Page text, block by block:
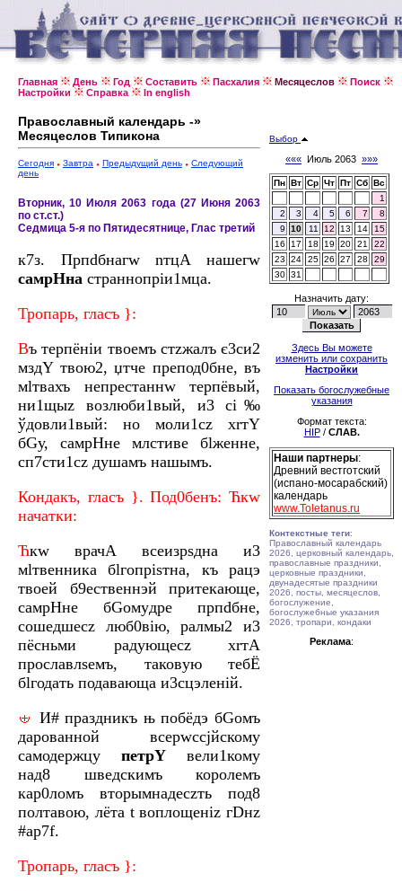
Главная День Год Составить Пасхалия Месяцеслов
Поиск
Настройки
Справка In english
Православный календарь -»
Месяцеслов Типикона
Сегодня Завтра Предыдущий день
Следующий
день
Вторник, 10 Июля 2063 года (27 Июня 2063
по ст.ст.)
Седмица 5-я по Пятидесятнице, Глас третий
к7з. Прпdбнагw nтцA нaшегw
самpHна страннопріи1мца.
Тропaрь, глaсъ }:
Въ терпёніи твоeмъ стzжaлъ є3си2
мздY твою2, џтче препод0бне, въ
мlтвахъ непрестaннw терпёвый,
ни1щыz возлюби1вый, и3 сі‰
ўдовли1вый: но моли1сz хrтY
бGу, самpHне млcтиве бlжeнне,
сп7сти1сz душaмъ нaшымъ.
Кондaкъ, глaсъ }. Под0бенъ: Ћкw
начaтки:
Ћкw врачA всеизрsдна и3
мlтвенника бlгопріsтна, къ рaцэ
твоeй б9eственнэй притекaюще,
самpHне бGомyдре прпdбне,
сошeдшесz люб0вію, pалмы2 и3
пёсньми рaдующесz хrтA
прославлsемъ, таковyю тебЁ
бlгодaть подавaюща и3сцэлeній.
И# прaздникъ њ побёдэ бGомъ
даровaнной всерwссjйскому
самодeржцу петрY вели1кому
над8 швeдскимъ королeмъ
кар0ломъ вторымнaдесzть под8
полтaвою, лёта t воплощeніz гDнz
#аp7f.
Тропaрь, глaсъ }:
Выбор
««« Июль 2063 »»»
Пн Вт Ср Чт Пт Сб Вс
1
2
3 4 5 6 7
8
9
10 11 12 13 14
15
16
17 18 19 20 21
22
23
24 25 26 27 28
29
30 31
Назначить дату:
Здесь Вы можете
изменить или сохранить
Настройки
Показать богослужебные
указания
Формат текста:
HIP/ СЛАВ.
Наши партнеры:
Древний вестготский
(испано-мосарабский)
календарь
www.Toletanus.ru
Контекстные теги:
Православный календарь
2026, церковный календарь,
православные праздники,
церковные праздники,
двунадесятые праздники
2026, посты, месяцеслов,
богослужение,
богослужебные указания
2026, тропари, кондаки
Реклама: